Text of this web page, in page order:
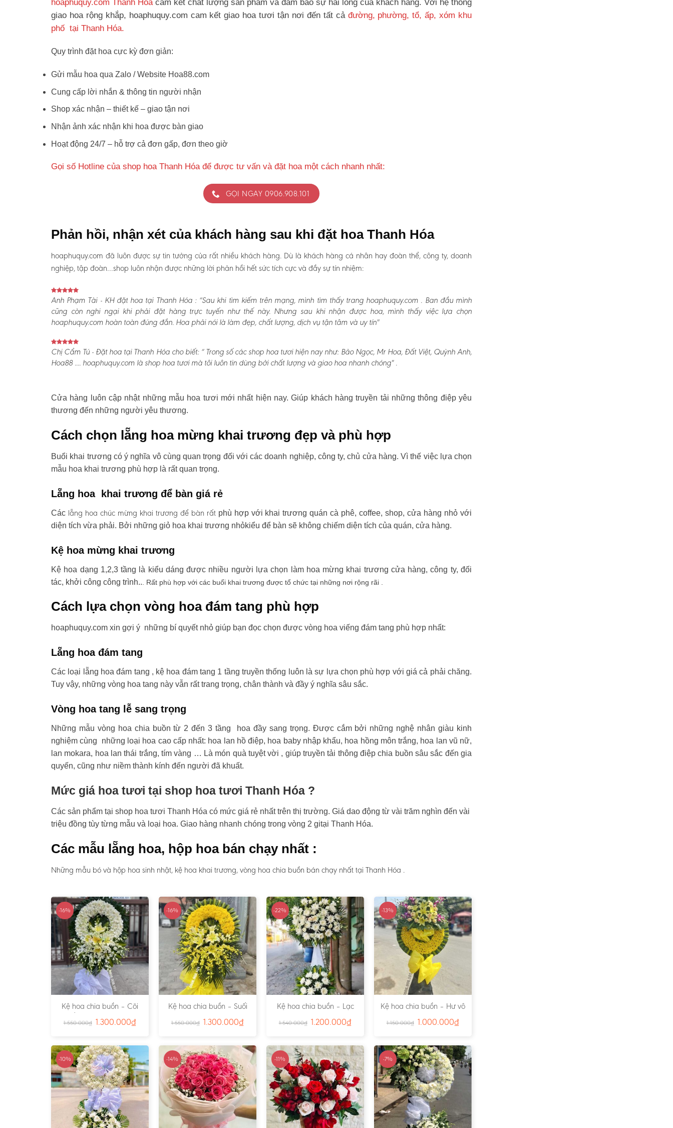
hoaphuquy.com Thanh Hóa cam kết chất lượng sản phẩm và đảm bảo sự hài lòng của khách hàng. Với hệ thống
giao hoa rộng khắp, hoaphuquy.com cam kết giao hoa tươi tận nơi đến tất cả đường, phường, tổ, ấp, xóm khu
phố tại Thanh Hóa.
Quy trình đặt hoa cực kỳ đơn giản:
Gửi mẫu hoa qua Zalo / Website Hoa88.com
Cung cấp lời nhắn & thông tin người nhận
Shop xác nhận – thiết kế – giao tận nơi
Nhận ảnh xác nhận khi hoa được bàn giao
Hoạt động 24/7 – hỗ trợ cả đơn gấp, đơn theo giờ
Gọi số Hotline của shop hoa Thanh Hóa để được tư vấn và đặt hoa một cách nhanh nhất:
GỌI NGAY 0906.908.101
Phản hồi, nhận xét của khách hàng sau khi đặt hoa Thanh Hóa
hoaphuquy.com đã luôn được sự tin tưởng của rất nhiều khách hàng. Dù là khách hàng cá nhân hay đoàn thể, công ty, doanh
nghiệp, tập đoàn…shop luôn nhận được những lời phản hồi hết sức tích cực và đầy sự tín nhiệm:
Anh Phạm Tài - KH đặt hoa tại Thanh Hóa :“Sau khi tìm kiếm trên mạng, mình tìm thấy trang hoaphuquy.com . Ban đầu mình
cũng còn nghi ngại khi phải đặt hàng trực tuyến như thế này. Nhưng sau khi nhận được hoa, mình thấy việc lựa chọn
hoaphuquy.com hoàn toàn đúng đắn. Hoa phải nói là làm đẹp, chất lượng, dịch vụ tận tâm và uy tín"
Chị Cẩm Tú - Đặt hoa tại Thanh Hóa cho biết:“ Trong số các shop hoa tươi hiện nay như: Bảo Ngọc, Mr Hoa, Đất Việt, Quỳnh Anh,
Hoa88 .... hoaphuquy.com là shop hoa tươi mà tôi luôn tin dùng bởi chất lượng và giao hoa nhanh chóng" .
Cửa hàng luôn cập nhật những mẫu hoa tươi mới nhất hiện nay. Giúp khách hàng truyền tải những thông điệp yêu
thương đến những người yêu thương.
Cách chọn lẵng hoa mừng khai trương đẹp và phù hợp
Buổi khai trương có ý nghĩa vô cùng quan trọng đối với các doanh nghiệp, công ty, chủ cửa hàng. Vì thế việc lựa chọn
mẫu hoa khai trương phù hợp là rất quan trọng.
Lẵng hoa khai trương để bàn giá rẻ
Các lẵng hoa chúc mừng khai trương để bàn rấtphù hợp với khai trương quán cà phê, coffee, shop, cửa hàng nhỏ với
diện tích vừa phải. Bởi những giỏ hoa khai trương nhỏkiểu để bàn sẽ không chiếm diện tích của quán, cửa hàng.
Kệ hoa mừng khai trương
Kệ hoa dạng 1,2,3 tầng là kiểu dáng được nhiều người lựa chọn làm hoa mừng khai trương cửa hàng, công ty, đối
tác, khởi công công trình.. . Rất phù hợp với các buổi khai trương được tổ chức tại những nơi rộng rãi .
Cách lựa chọn vòng hoa đám tang phù hợp
hoaphuquy.com xin gợi ý những bí quyết nhỏ giúp bạn đọc chọn được vòng hoa viếng đám tang phù hợp nhất:
Lẵng hoa đám tang
Các loại lẵng hoa đám tang , kệ hoa đám tang 1 tầng truyền thống luôn là sự lựa chọn phù hợp với giá cả phải chăng.
Tuy vậy, những vòng hoa tang này vẫn rất trang trọng, chân thành và đầy ý nghĩa sâu sắc.
Vòng hoa tang lễ sang trọng
Những mẫu vòng hoa chia buồn từ 2 đến 3 tầng hoa đầy sang trọng. Được cắm bởi những nghệ nhân giàu kinh
nghiệm cùng những loại hoa cao cấp nhất: hoa lan hồ điệp, hoa baby nhập khẩu, hoa hồng môn trắng, hoa lan vũ nữ,
lan mokara, hoa lan thái trắng, tím vàng … Là món quà tuyệt vời , giúp truyền tải thông điệp chia buồn sâu sắc đến gia
quyến, cũng như niềm thành kính đến người đã khuất.
Mức giá hoa tươi tại shop hoa tươi Thanh Hóa ?
Các sản phẩm tại shop hoa tươi Thanh Hóa có mức giá rẻ nhất trên thị trường. Giá dao động từ vài trăm nghìn đến vài
triệu đồng tùy từng mẫu và loại hoa. Giao hàng nhanh chóng trong vòng 2 gitại Thanh Hóa.
Các mẫu lẵng hoa, hộp hoa bán chạy nhất :
Những mẫu bó và hộp hoa sinh nhật, kệ hoa khai trương, vòng hoa chia buồn bán chạy nhất tại Thanh Hóa .
-16%
Kệ hoa chia buồn – Cõi
Trần Gian – Ms:4724
1.550.000₫ 1.300.000₫
-16%
Kệ hoa chia buồn – Suối
1.550.000₫ 1.300.000₫
-22%
Kệ hoa chia buồn – Lạc
1.540.000₫ 1.200.000₫
-13%
Kệ hoa chia buồn – Hư vô
1.150.000₫ 1.000.000₫
-10% -14% -11% -7%